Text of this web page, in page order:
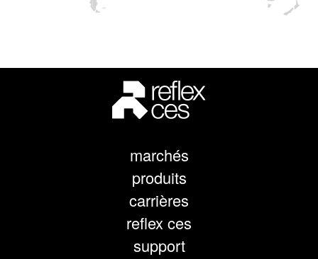
marchés
produits
carrières
reflex ces
support